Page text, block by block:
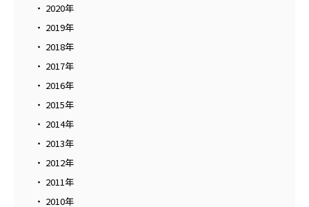
2020年
2019年
2018年
2017年
2016年
2015年
2014年
2013年
2012年
2011年
2010年